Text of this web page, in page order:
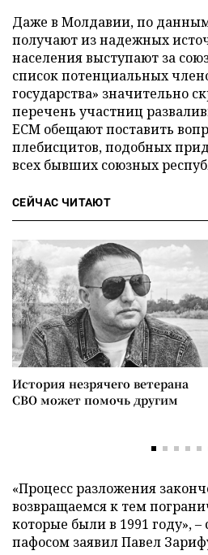
Даже в Молдавии, по
получают из надежных
населения выступают за
список потенциальных
государства» значительно
перечень участниц
ЕСМ обещают поставить
плебисцитов, подобных
всех бывших союзных
СЕЙЧАС ЧИТАЮТ
История незрячего ветерана
СВО может помочь другим
«Процесс разложения
возвращаемся к тем
которые были в 1991 году»,
пафосом заявил Павел